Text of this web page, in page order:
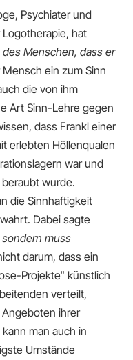
Psychiater und
hat
des Menschen, dass er
Mensch ein zum Sinn
die von ihm
Art Sinn-Lehre gegen
dass Frankl einer
erlebten Höllenqualen
war und
wurde.
die Sinnhaftigkeit
Dabei sagte
muss
darum, dass ein
Projekte“ künstlich
verteilt,
ihrer
man auch in
Umstände